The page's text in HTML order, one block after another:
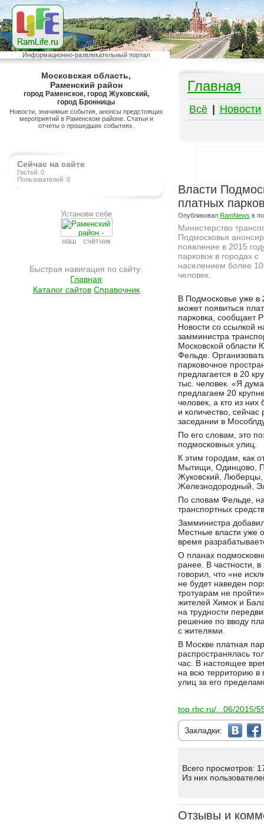
Информационно-развлекательный портал
Московская область,
Раменский район
город Раменское, город Жуковский,
город Бронницы
Новости, значимые события, анонсы предстоящих
мероприятий в Раменском районе. Статьи и
отчеты о прошедших событиях.
Сейчас на сайте
Гостей: 0
Пользователей: 0
Установи себе
наш счётчик
Быстрая навигация по сайту:
Главная
Каталог сайтов Справочник
Главная
Всё Новости
Власти
платных
Опубликовал RamNews в
Министерство
Подмосковья
появление в 2015
парковок в городах с
населением более
человек.
В Подмосковье уже в
может появиться
парковка, сообщает
Новости со ссылкой
замминистра
Московской области
Фельде.
парковочное
предлагается в 20
тыс. человек. «Я
предлагаем 20
человек, а кто из
и количество,
заседании в
По его словам, это
подмосковных улиц.
К этим городам, как
Мытищи, Одинцово,
Жуковский,
Железнодородный,
По словам Фельде, на
транспортных
Замминистра
Местные власти уже
время
О планах
ранее. В частности,
говорил, что «не
не будет наведен
тротуарам не
жителей Химок и
на трудности
решение по вводу
с жителями.
В Москве платная
распространялась
час. В настоящее
на всю территорию в
улиц за его
top.rbc.ru/...06/2015/
Закладки:
Всего просмотров:
Из них
Отзывы и